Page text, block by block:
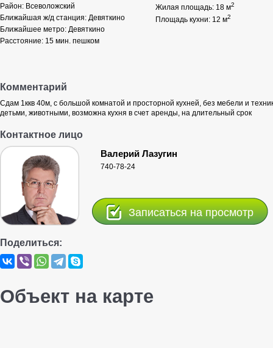
Район: Всеволожский
Ближайшая ж/д станция: Девяткино
Ближайшее метро: Девяткино
Расстояние: 15 мин. пешком
Жилая площадь: 18 м2
Площадь кухни: 12 м2
Комментарий
Сдам 1ккв 40м, с большой комнатой и просторной кухней, без мебели и
детьми, животными, возможна кухня в счет аренды, на длительный срок
Контактное лицо
Валерий Лазугин
740-78-24
Записаться на просмотр
Поделиться:
Объект на карте